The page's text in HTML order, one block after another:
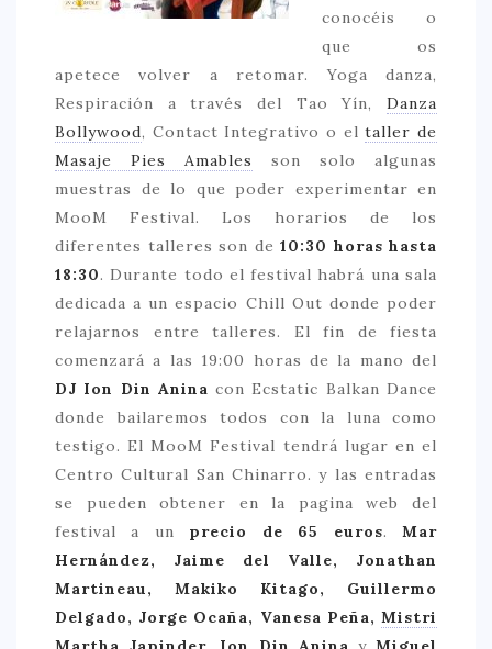
conocéis o
que os
apetece volver a retomar. Yoga danza,
Respiración a través del Tao Yín, Danza
Bollywood, Contact Integrativo o eltaller de
Masaje Pies Amables
son solo algunas
muestras de lo que poder experimentar en
MooM Festival. Los horarios de los
diferentes talleres son de 10:30 horas hasta
18:30. Durante todo el festival habrá una sala
dedicada a un espacio Chill Out donde poder
relajarnos entre talleres. El fin de fiesta
comenzará a las 19:00 horas de la mano del
DJ Ion Din Anina con Ecstatic Balkan Dance
donde bailaremos todos con la luna como
testigo. El MooM Festival tendrá lugar en el
Centro Cultural San Chinarro. y las entradas
se pueden obtener en la pagina web del
festival a un precio de 65 euros.Mar
Hernández, Jaime del Valle, Jonathan
Martineau, Makiko Kitago, Guillermo
Delgado, Jorge Ocaña, Vanesa Peña, Mistri